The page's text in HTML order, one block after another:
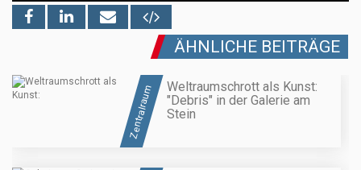
ÄHNLICHE BEITRÄGE
Zentralraum
Weltraumschrott als Kunst:
"Debris" in der Galerie am
Stein